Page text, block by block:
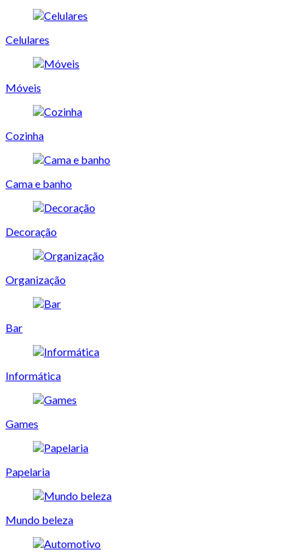
Celulares
Móveis
Cozinha
Cama e banho
Decoração
Organização
Bar
Informática
Games
Papelaria
Mundo beleza